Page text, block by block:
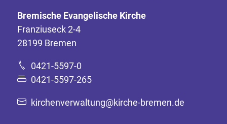
Bremische Evangelische Kirche
Franziuseck 2-4
28199 Bremen
0421-5597-0
0421-5597-265
kirchenverwaltung@kirche-bremen.de